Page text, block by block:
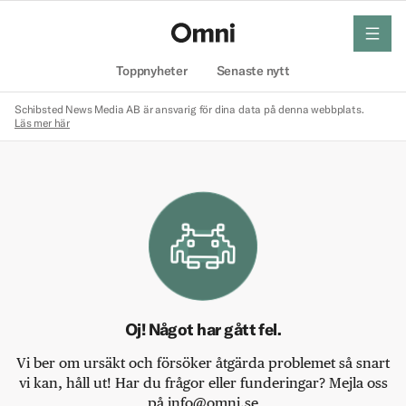
Toppnyheter Senaste nytt
meny
Schibsted News Media AB är ansvarig för dina data på denna webbplats.
Läs mer här
Oj! Något har gått fel.
Vi ber om ursäkt och försöker åtgärda problemet så snart
vi kan, håll ut! Har du frågor eller funderingar? Mejla oss